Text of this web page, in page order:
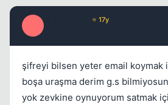
⭐ 17y
şifreyi bilsen yeter email koymak
boşa uraşma derim g.s
yok zevkine oynuyorum satmak